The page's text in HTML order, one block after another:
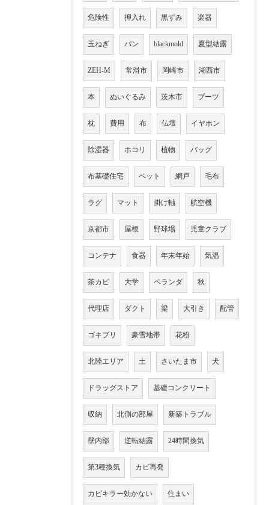
危険性 押入れ 黒ずみ 楽器
玉ねぎ パン blackmold 夏型結露
ZEH-M 常滑市 岡崎市 湖西市
本 ぬいぐるみ 茨木市 ブーツ
枕 費用 布 仏壇 イヤホン
除湿器 ホコリ 植物 バッグ
布基礎住宅 ベット 網戸 毛布
ラグ マット 掛け軸 航空機
京都市 屋根 野球場 児童クラブ
コンテナ 食器 年末年始 気温
茶カビ 大学 ベランダ 秋
代理店 ダクト 梁 大引き 配管
ゴキブリ 豪雪地帯 花粉
北陸エリア 土 さいたま市 犬
ドラッグストア 基礎コンクリート
収納 北側の部屋 新築トラブル
壁内部 逆転結露 24時間換気
第3種換気 カビ再発
カビキラー効かない 住まい